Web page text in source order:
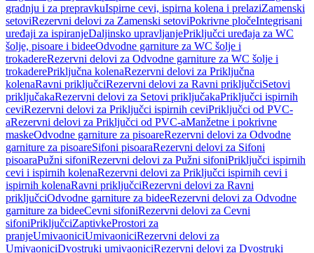
gradnju i za prepravkuIspirne cevi, ispirna kolena i prelaziZamenski
setoviRezervni delovi za Zamenski setoviPokrivne pločeIntegrisani
uređaji za ispiranjeDaljinsko upravljanjePriključci uređaja za WC
šolje, pisoare i bideeOdvodne garniture za WC šolje i
trokadereRezervni delovi za Odvodne garniture za WC šolje i
trokaderePriključna kolenaRezervni delovi za Priključna
kolenaRavni priključciRezervni delovi za Ravni priključciSetovi
priključakaRezervni delovi za Setovi priključakaPriključci ispirnih
ceviRezervni delovi za Priključci ispirnih ceviPriključci od PVC-
aRezervni delovi za Priključci od PVC-aManžetne i pokrivne
maskeOdvodne garniture za pisoareRezervni delovi za Odvodne
garniture za pisoareSifoni pisoaraRezervni delovi za Sifoni
pisoaraPužni sifoniRezervni delovi za Pužni sifoniPriključci ispirnih
cevi i ispirnih kolenaRezervni delovi za Priključci ispirnih cevi i
ispirnih kolenaRavni priključciRezervni delovi za Ravni
priključciOdvodne garniture za bideeRezervni delovi za Odvodne
garniture za bideeCevni sifoniRezervni delovi za Cevni
sifoniPriključciZaptivkeProstori za
pranjeUmivaoniciUmivaoniciRezervni delovi za
UmivaoniciDvostruki umivaoniciRezervni delovi za Dvostruki